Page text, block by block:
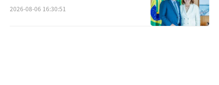
2026-08-06 16:30:51